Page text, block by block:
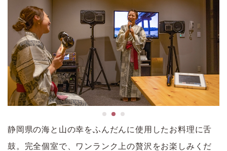
静岡県の海と山の幸をふんだんに使用したお料理に舌
鼓。完全個室で、ワンランク上の贅沢をお楽しみくだ